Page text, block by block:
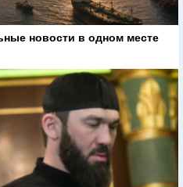
новости в одном месте